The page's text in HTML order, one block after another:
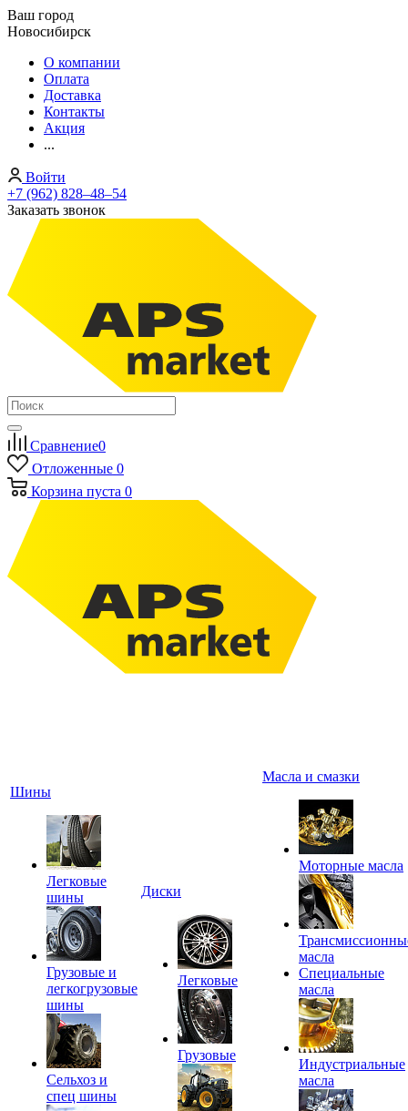
Ваш город
Новосибирск
О компании
Оплата
Доставка
Контакты
Акция
...
Войти
+7 (962) 828‒48‒54
Заказать звонок
Сравнение0
Отложенные 0
Корзина пуста 0
Шины
Легковые
шины
Грузовые и
легкогрузовые
шины
Сельхоз и
спец шины
Диски
Легковые
Грузовые
Масла и смазки
Моторные масла
масла
Специальные
масла
Индустриальные
масла